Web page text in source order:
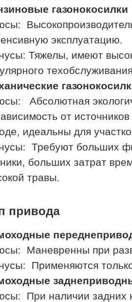
газонокосилки
эксплуатацию.
Тяжелы, имеют
Абсолютная
от
идеальны для
Требуют больших
больших затрат
травы.
привода
Маневренны при
Применяются
При наличии задних